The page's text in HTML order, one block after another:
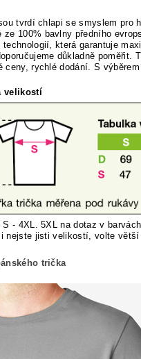
tvrdí chlapi se smyslem pro
ze 100% bavlny předního
technologií, která garantuje
důkladně poměřit.
ceny, rychlé dodání. S
velikostí
S - 4XL. 5XL na dotaz v
nejste jisti velikostí, volte větší
trička